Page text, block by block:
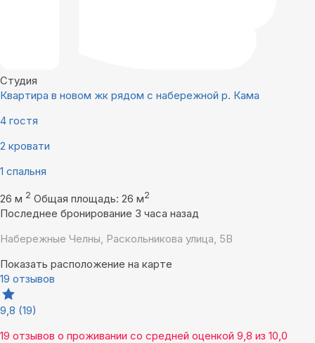
Студия
Квартира в новом жк рядом с набережной р. Кама
4 гостя
2 кровати
1 спальня
26 м 2 Общая площадь: 26 м2
Последнее бронирование 3 часа назад
Набережные Челны, Раскольникова улица, 5В
Показать расположение на карте
19 отзывов
9,8 (19)
19 отзывов о проживании со средней оценкой 9,8 из 10,0